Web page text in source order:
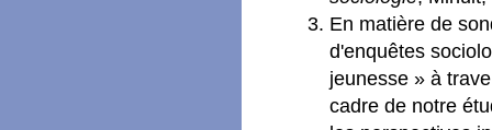
En matière de
d'enquêtes
jeunesse » à
cadre de notre